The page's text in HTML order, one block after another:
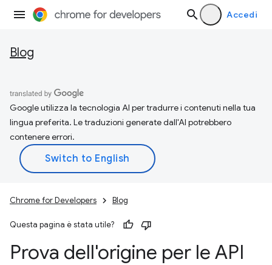
Accedi
Blog
Google utilizza la tecnologia AI per tradurre i contenuti nella tua
lingua preferita. Le traduzioni generate dall'AI potrebbero
contenere errori.
Chrome for Developers Blog
Questa pagina è stata utile?
Prova dell'origine per le API